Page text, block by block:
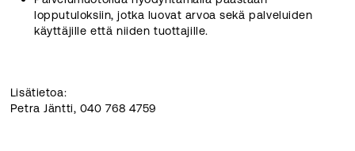
lopputuloksiin, jotka luovat arvoa sekä palveluiden
käyttäjille että niiden tuottajille.
Lisätietoa:
Petra Jäntti, 040 768 4759